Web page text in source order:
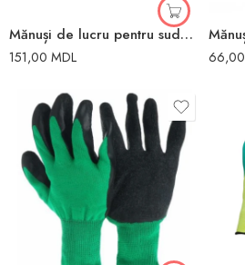
Mănuși de lucru pentru sudura XL WOKIN
151,00 MDL 66,00